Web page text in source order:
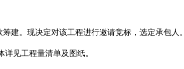
建。现决定对该工程进行邀请竞标，选定承包人。
见工程量清单及图纸。